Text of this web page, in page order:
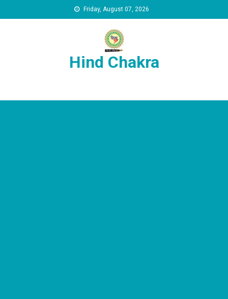
Friday, August 07, 2026
Hind Chakra